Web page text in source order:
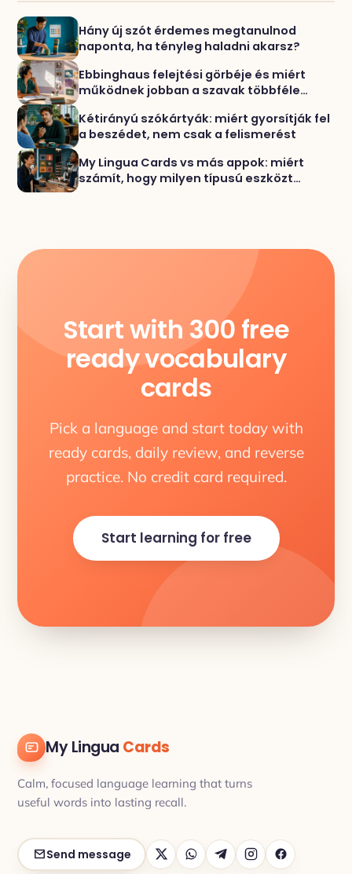
Hány új szót érdemes megtanulnod
naponta, ha tényleg haladni akarsz?
Ebbinghaus felejtési görbéje és miért
működnek jobban a szavak többféle
Kétirányú szókártyák: miért gyorsítják fel
a beszédet, nem csak a felismerést
My Lingua Cards vs más appok: miért
számít, hogy milyen típusú eszközt
Start with 300 free
ready vocabulary
cards
Pick a language and start today with
ready cards, daily review, and reverse
practice. No credit card required.
Start learning for free
My Lingua Cards
Calm, focused language learning that turns
useful words into lasting recall.
Send message